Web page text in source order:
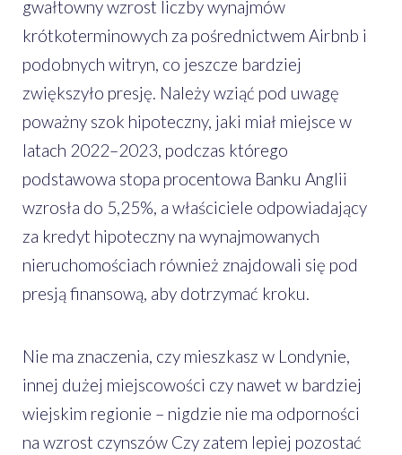
gwałtowny wzrost liczby wynajmów
krótkoterminowych za pośrednictwem Airbnb i
podobnych witryn, co jeszcze bardziej
zwiększyło presję. Należy wziąć pod uwagę
poważny szok hipoteczny, jaki miał miejsce w
latach 2022–2023, podczas którego
podstawowa stopa procentowa Banku Anglii
wzrosła do 5,25%, a właściciele odpowiadający
za kredyt hipoteczny na wynajmowanych
nieruchomościach również znajdowali się pod
presją finansową, aby dotrzymać kroku.
Nie ma znaczenia, czy mieszkasz w Londynie,
innej dużej miejscowości czy nawet w bardziej
wiejskim regionie – nigdzie nie ma odporności
na wzrost czynszów Czy zatem lepiej pozostać